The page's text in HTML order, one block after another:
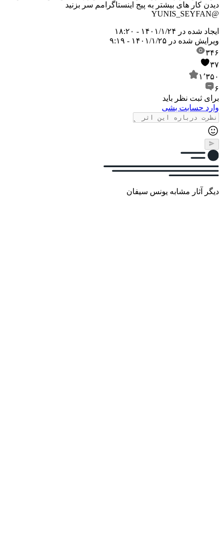
دیدن کار های بیشتر به پیج اینستاگرامم سر بزنید
@YUNIS_SEYFAN
ایجاد شده در ۱۴۰۱/۱/۲۴ - ۱۸:۲۰
ویرایش شده در ۱۴۰۱/۱/۲۵ - ۹:۱۹
۳۴۶
۳۷
۱٬۳۵۰
۶
برای ثبت نظر باید
وارد حسابت بشی
دیگر آثار مشابه یونس سیفان